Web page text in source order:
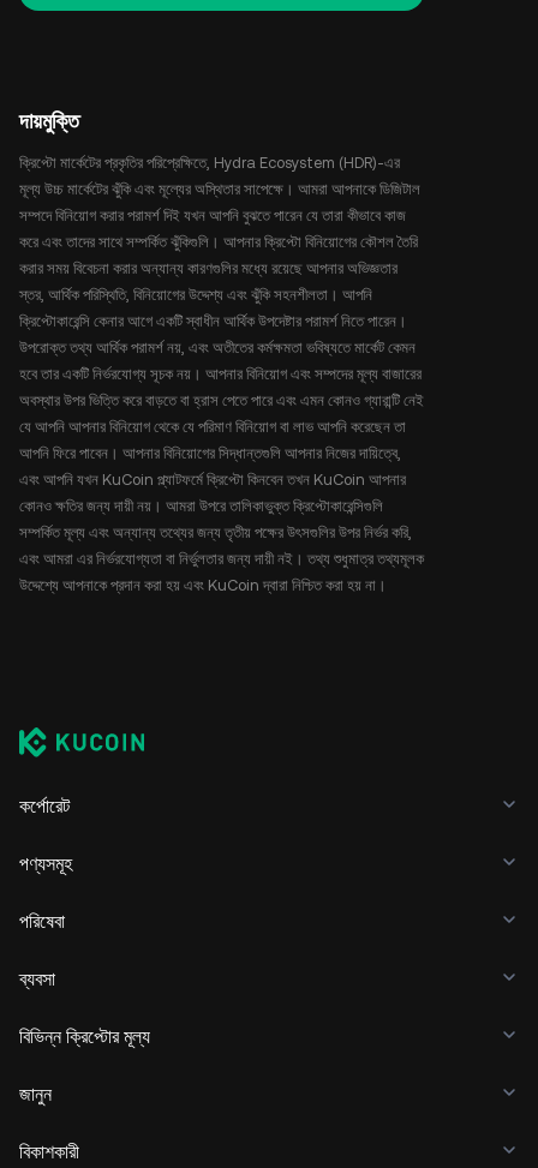
দায়মুক্তি
ক্রিপ্টো মার্কেটের প্রকৃতির পরিপ্রেক্ষিতে, Hydra Ecosystem (HDR)-এর
মূল্য উচ্চ মার্কেটের ঝুঁকি এবং মূল্যের অস্থিতার সাপেক্ষে। আমরা আপনাকে ডিজিটাল
সম্পদে বিনিয়োগ করার পরামর্শ দিই যখন আপনি বুঝতে পারেন যে তারা কীভাবে কাজ
করে এবং তাদের সাথে সম্পর্কিত ঝুঁকিগুলি। আপনার ক্রিপ্টো বিনিয়োগের কৌশল তৈরি
করার সময় বিবেচনা করার অন্যান্য কারণগুলির মধ্যে রয়েছে আপনার অভিজ্ঞতার
স্তর, আর্থিক পরিস্থিতি, বিনিয়োগের উদ্দেশ্য এবং ঝুঁকি সহনশীলতা। আপনি
ক্রিপ্টোকারেন্সি কেনার আগে একটি স্বাধীন আর্থিক উপদেষ্টার পরামর্শ নিতে পারেন।
উপরোক্ত তথ্য আর্থিক পরামর্শ নয়, এবং অতীতের কর্মক্ষমতা ভবিষ্যতে মার্কেট কেমন
হবে তার একটি নির্ভরযোগ্য সূচক নয়। আপনার বিনিয়োগ এবং সম্পদের মূল্য বাজারের
অবস্থার উপর ভিত্তি করে বাড়তে বা হ্রাস পেতে পারে এবং এমন কোনও গ্যারান্টি নেই
যে আপনি আপনার বিনিয়োগ থেকে যে পরিমাণ বিনিয়োগ বা লাভ আপনি করেছেন তা
আপনি ফিরে পাবেন। আপনার বিনিয়োগের সিদ্ধান্তগুলি আপনার নিজের দায়িত্বে,
এবং আপনি যখন KuCoin প্ল্যাটফর্মে ক্রিপ্টো কিনবেন তখন KuCoin আপনার
কোনও ক্ষতির জন্য দায়ী নয়। আমরা উপরে তালিকাভুক্ত ক্রিপ্টোকারেন্সিগুলি
সম্পর্কিত মূল্য এবং অন্যান্য তথ্যের জন্য তৃতীয় পক্ষের উৎসগুলির উপর নির্ভর করি,
এবং আমরা এর নির্ভরযোগ্যতা বা নির্ভুলতার জন্য দায়ী নই। তথ্য শুধুমাত্র তথ্যমূলক
উদ্দেশ্যে আপনাকে প্রদান করা হয় এবং KuCoin দ্বারা নিশ্চিত করা হয় না।
কর্পোরেট
পণ্যসমূহ
পরিষেবা
ব্যবসা
বিভিন্ন ক্রিপ্টোর মূল্য
জানুন
বিকাশকারী